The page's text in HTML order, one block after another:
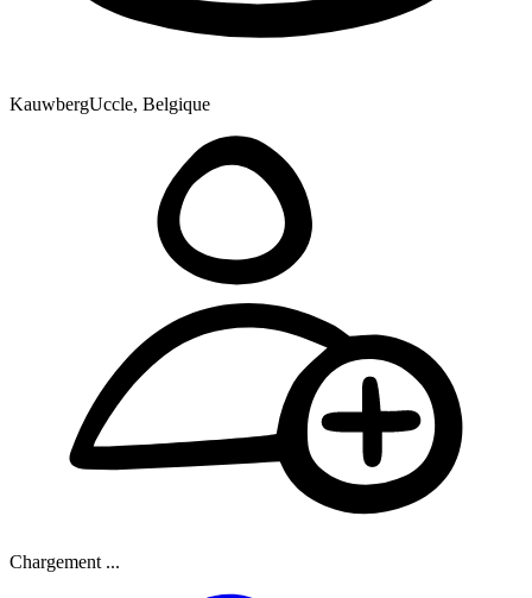
KauwbergUccle, Belgique
Chargement ...